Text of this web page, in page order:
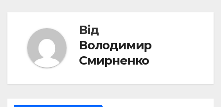
Від
Володимир
Смирненко